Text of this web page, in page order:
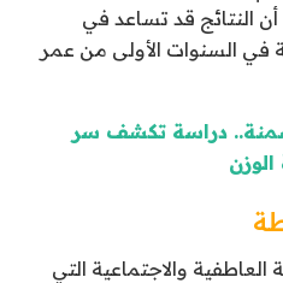
النتائج قد تساعد في
في السنوات الأولى من عمر
دراسة تكشف سر
الوزن
والاجتماعية التي